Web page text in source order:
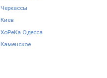
Черкаcсы
Киев
ХоРеКа Одесса
Каменское